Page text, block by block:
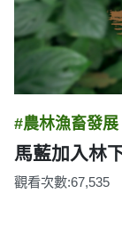
#農林漁畜發展
馬藍加入林
觀看次數:67,535